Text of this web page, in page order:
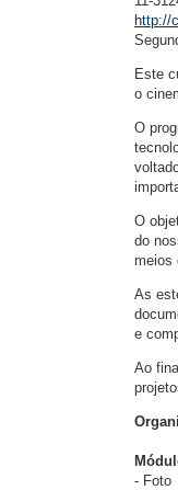
http://
Este
o
O
O
do
meios
As
e
Ao
- Foto